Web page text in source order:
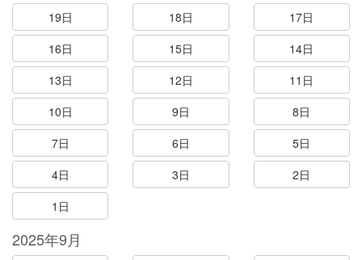
19日
18日
17日
16日
15日
14日
13日
12日
11日
10日
9日
8日
7日
6日
5日
4日
3日
2日
1日
2025年9月